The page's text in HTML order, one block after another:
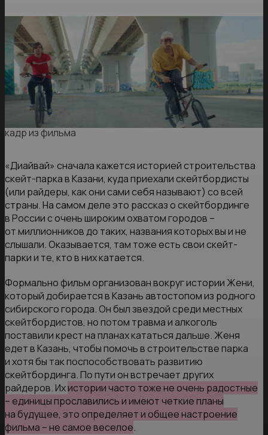
кадр из фильма
«Диайвай» сначала кажется историей строительства
скейт-парка в Казани, куда приехали скейтбордисты
(или райдеры, как они сами себя называют) со всей
страны. На самом деле это рассказ о скейтбординге
в России с очень широким охватом городов –
от миллионников до таких, названия которых вы и не
слышали. Оказывается, там тоже есть свои скейт-
парки и те, кто в них катается.
Формально фильм организован вокруг истории Жени,
который добирается в Казань автостопом из родного
сибирского города. Он был звездой среди местных
скейтбордистов, но потом травма и алкоголь
поставили крест на планах кататься дальше. Женя
едет в Казань, чтобы помочь в строительстве парка
и хотя бы так поспособствовать развитию
скейтбординга. По пути он встречает других
райдеров. Ихистории часто тоже не очень радостные
– единицы прославились и имеют четкие планы
на будущее, это определяет и общее настроение
фильма – не самое веселое.